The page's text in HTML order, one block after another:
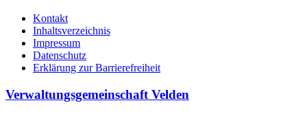
Kontakt
Inhaltsverzeichnis
Impressum
Datenschutz
Erklärung zur Barrierefreiheit
Verwaltungsgemeinschaft Velden